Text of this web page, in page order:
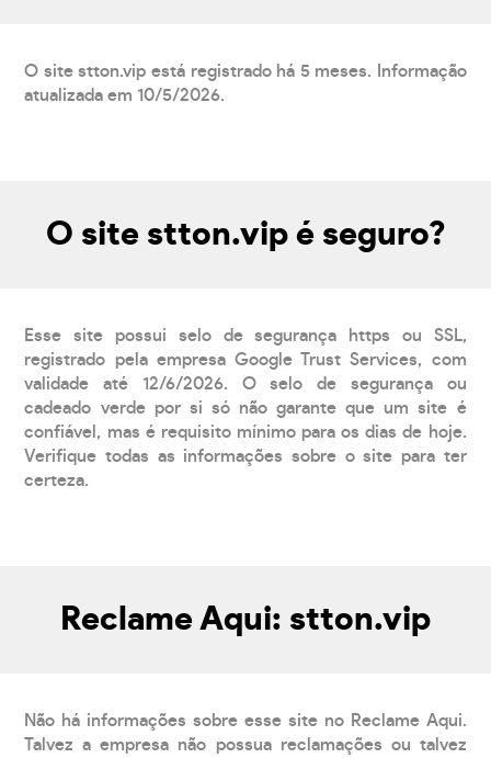
O site stton.vip está registrado há 5 meses. Informação
atualizada em 10/5/2026.
O site stton.vip é seguro?
Esse site possui selo de segurança https ou SSL,
registrado pela empresa Google Trust Services, com
validade até 12/6/2026. O selo de segurança ou
cadeado verde por si só não garante que um site é
confiável, mas é requisito mínimo para os dias de hoje.
Verifique todas as informações sobre o site para ter
certeza.
Reclame Aqui: stton.vip
Não há informações sobre esse site no Reclame Aqui.
Talvez a empresa não possua reclamações ou talvez